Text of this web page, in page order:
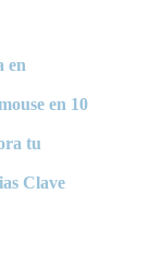
en
en 10
tu
Clave